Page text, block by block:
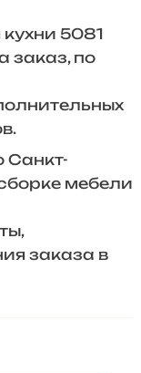
5081
заказ, по
Санкт-
мебели
заказа в